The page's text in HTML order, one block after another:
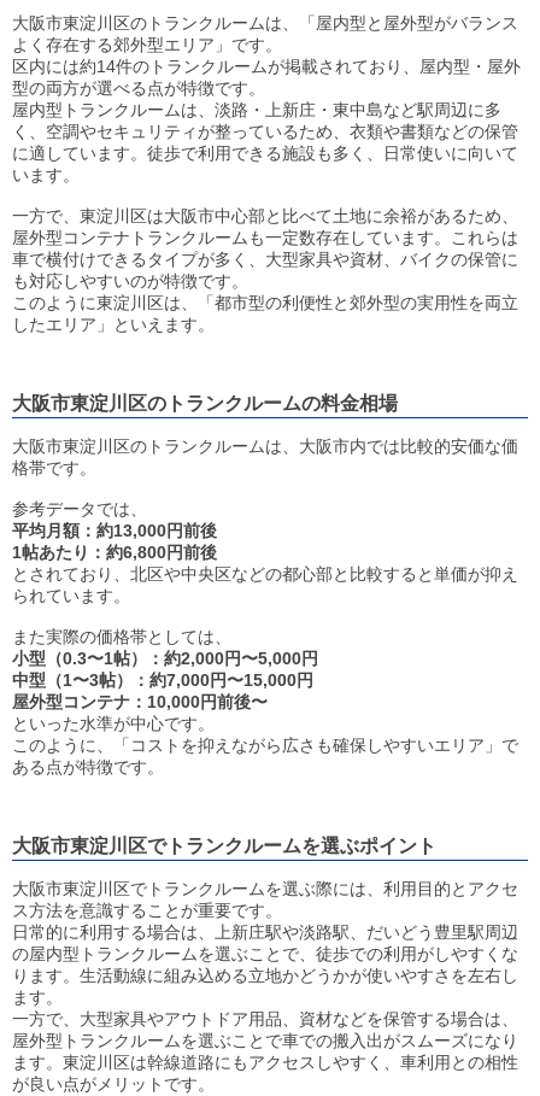
大阪市東淀川区のトランクルームは、「屋内型と屋外型がバランス
よく存在する郊外型エリア」です。
区内には約14件のトランクルームが掲載されており、屋内型・屋外
型の両方が選べる点が特徴です。
屋内型トランクルームは、淡路・上新庄・東中島など駅周辺に多
く、空調やセキュリティが整っているため、衣類や書類などの保管
に適しています。徒歩で利用できる施設も多く、日常使いに向いて
います。
一方で、東淀川区は大阪市中心部と比べて土地に余裕があるため、
屋外型コンテナトランクルームも一定数存在しています。これらは
車で横付けできるタイプが多く、大型家具や資材、バイクの保管に
も対応しやすいのが特徴です。
このように東淀川区は、「都市型の利便性と郊外型の実用性を両立
したエリア」といえます。
大阪市東淀川区のトランクルームの料金相場
大阪市東淀川区のトランクルームは、大阪市内では比較的安価な価
格帯です。
参考データでは、
平均月額：約13,000円前後
1帖あたり：約6,800円前後
とされており、北区や中央区などの都心部と比較すると単価が抑え
られています。
また実際の価格帯としては、
小型（0.3〜1帖）：約2,000円〜5,000円
中型（1〜3帖）：約7,000円〜15,000円
屋外型コンテナ：10,000円前後〜
といった水準が中心です。
このように、「コストを抑えながら広さも確保しやすいエリア」で
ある点が特徴です。
大阪市東淀川区でトランクルームを選ぶポイント
大阪市東淀川区でトランクルームを選ぶ際には、利用目的とアクセ
ス方法を意識することが重要です。
日常的に利用する場合は、上新庄駅や淡路駅、だいどう豊里駅周辺
の屋内型トランクルームを選ぶことで、徒歩での利用がしやすくな
ります。生活動線に組み込める立地かどうかが使いやすさを左右し
ます。
一方で、大型家具やアウトドア用品、資材などを保管する場合は、
屋外型トランクルームを選ぶことで車での搬入出がスムーズになり
ます。東淀川区は幹線道路にもアクセスしやすく、車利用との相性
が良い点がメリットです。